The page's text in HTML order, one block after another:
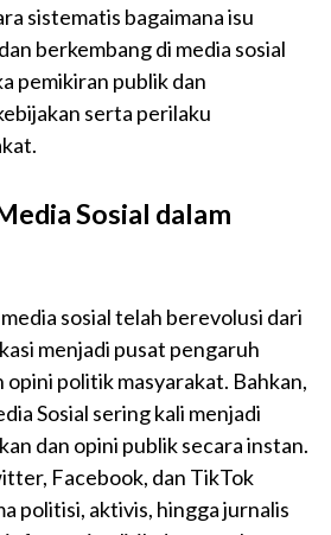
sistematis bagaimana isu
berkembang di media sosial
pemikiran publik dan
serta perilaku
Sosial dalam
sosial telah berevolusi dari
menjadi pusat pengaruh
politik masyarakat. Bahkan,
Sosial sering kali menjadi
dan opini publik secara instan.
Facebook, dan TikTok
politisi, aktivis, hingga jurnalis